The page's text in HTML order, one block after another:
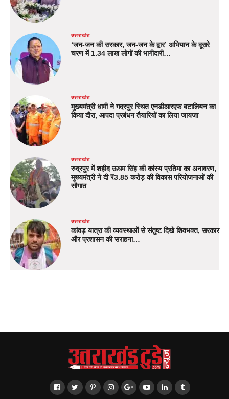
उत्तराखंड
‘जन-जन की सरकार, जन-जन के द्वार’ अभियान के दूसरे
चरण में 1.34 लाख लोगों की भागीदारी…
उत्तराखंड
मुख्यमंत्री धामी ने गदरपुर स्थित एनडीआरएफ बटालियन का
किया दौरा, आपदा प्रबंधन तैयारियों का लिया जायजा
उत्तराखंड
रुद्रपुर में शहीद ऊधम सिंह की कांस्य प्रतिमा का अनावरण,
मुख्यमंत्री ने दी ₹3.85 करोड़ की विकास परियोजनाओं की
सौगात
उत्तराखंड
कांवड़ यात्रा की व्यवस्थाओं से संतुष्ट दिखे शिवभक्त, सरकार
और प्रशासन की सराहना…